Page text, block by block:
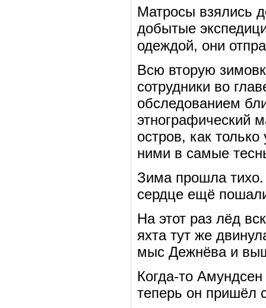
Матросы взялись
добытые
одеждой, они
Всю вторую
сотрудники во
обследованием
этнографический
остров, как
ними в самые
Зима прошла
сердце ещё
На этот раз лёд
яхта тут же
мыс Дежнёва и
Когда-то
теперь он пришёл